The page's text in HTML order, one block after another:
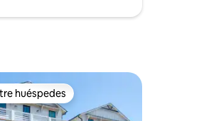
huéspedes
huéspedes